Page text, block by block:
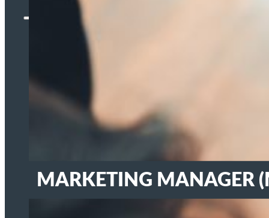
Wir über uns
Karriere
Marken
MARKETING MANAGER